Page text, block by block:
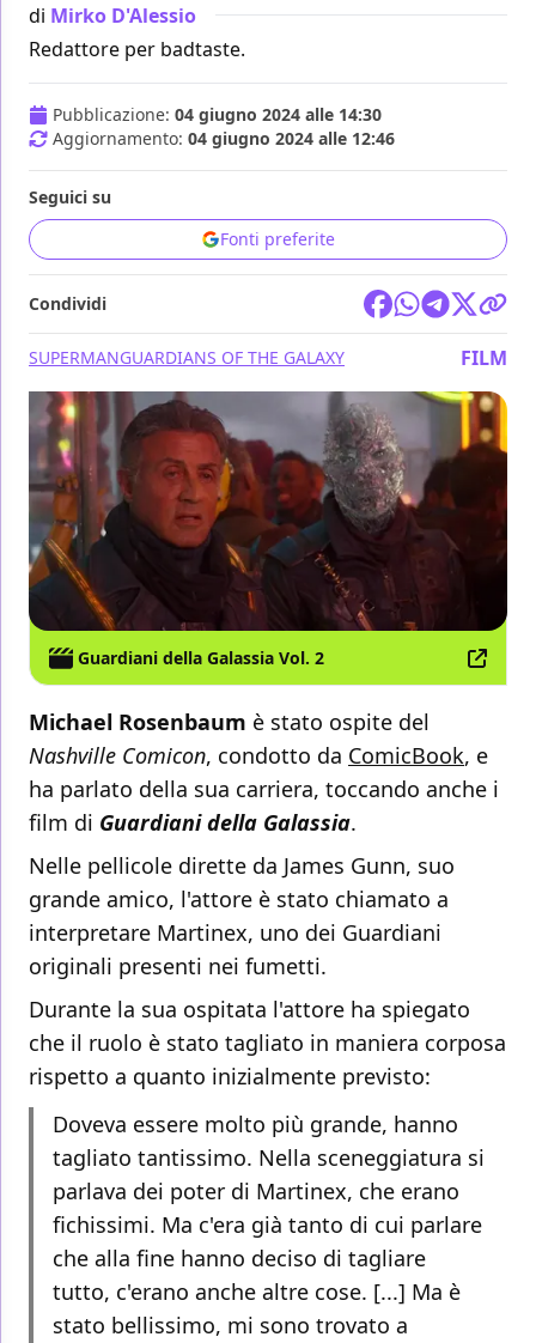
di Mirko D'Alessio
Redattore per badtaste.
Pubblicazione: 04 giugno 2024 alle 14:30
Aggiornamento: 04 giugno 2024 alle 12:46
Seguici su
Fonti preferite
Condividi
SUPERMANGUARDIANS OF THE GALAXY FILM
Guardiani della Galassia Vol. 2
Michael Rosenbaum è stato ospite del
Nashville Comicon, condotto da ComicBook, e
ha parlato della sua carriera, toccando anche i
film di Guardiani della Galassia.
Nelle pellicole dirette da James Gunn, suo
grande amico, l'attore è stato chiamato a
interpretare Martinex, uno dei Guardiani
originali presenti nei fumetti.
Durante la sua ospitata l'attore ha spiegato
che il ruolo è stato tagliato in maniera corposa
rispetto a quanto inizialmente previsto:
Doveva essere molto più grande, hanno
tagliato tantissimo. Nella sceneggiatura si
parlava dei poter di Martinex, che erano
fichissimi. Ma c'era già tanto di cui parlare
che alla fine hanno deciso di tagliare
tutto, c'erano anche altre cose. [...] Ma è
stato bellissimo, mi sono trovato a